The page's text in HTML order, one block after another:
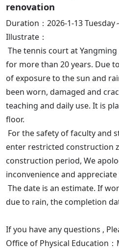
renovation
Duration：2026-1-13 Tuesday
Illustrate：
The tennis court at
for more than 20 years. Due
of exposure to the sun and
been worn, damaged and
teaching and daily use. It is
floor.
For the safety of faculty and
enter restricted construction
construction period, We
inconvenience and
The date is an estimate. If
due to rain, the completion
If you have any questions ,
Office of Physical Education